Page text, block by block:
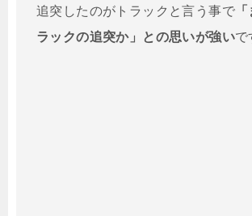
追突したのがトラックと言う事で
ラックの追突か」との思いが強いで